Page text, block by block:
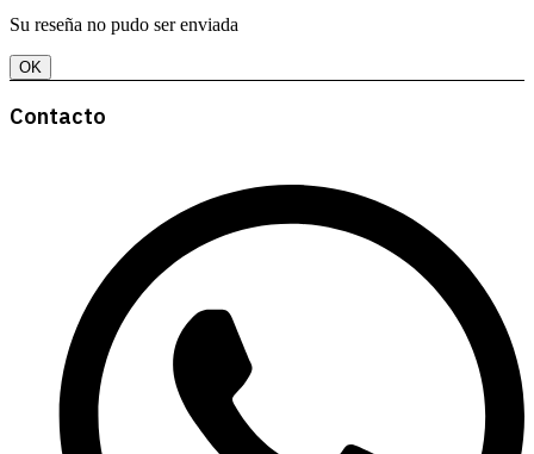
Su reseña no pudo ser enviada
OK
Contacto